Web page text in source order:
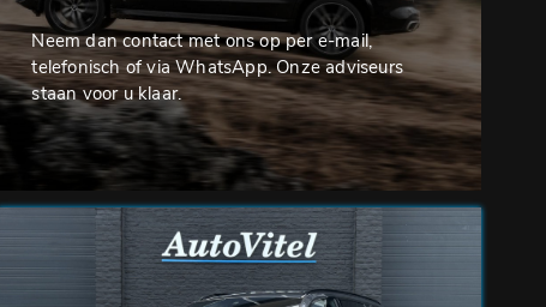
Neem dan contact met ons op per e-mail,
telefonisch of via WhatsApp. Onze adviseurs
staan voor u klaar.